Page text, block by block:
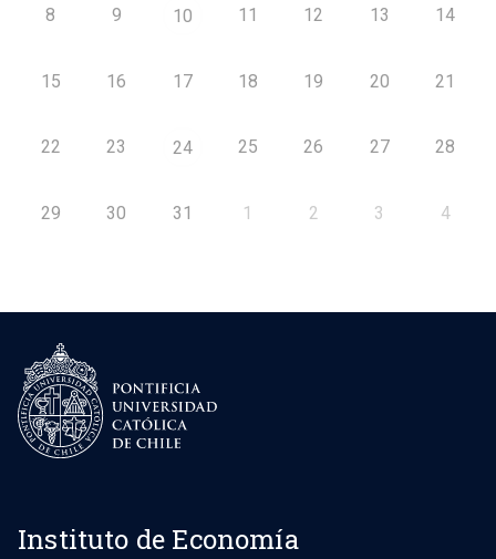
8 9 10 11 12 13 14
15 16 17 18 19 20 21
22 23 24 25 26 27 28
29 30 31 1 2 3 4
Instituto de Economía